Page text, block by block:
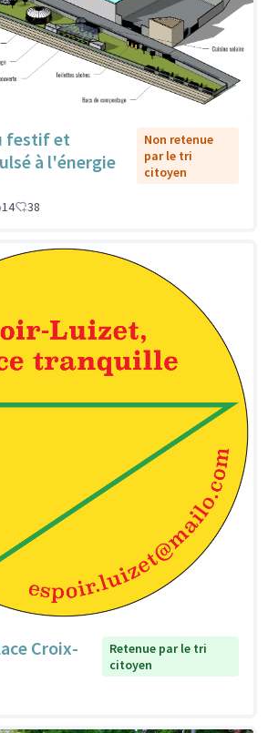
festif et
à l'énergie
Non retenue
par le tri
citoyen
14 38
Croix-
Retenue par le tri
citoyen